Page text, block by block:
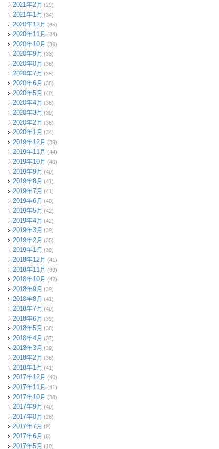
2021年2月 (29)
2021年1月 (34)
2020年12月 (35)
2020年11月 (34)
2020年10月 (36)
2020年9月 (33)
2020年8月 (36)
2020年7月 (35)
2020年6月 (38)
2020年5月 (40)
2020年4月 (38)
2020年3月 (39)
2020年2月 (38)
2020年1月 (34)
2019年12月 (39)
2019年11月 (44)
2019年10月 (40)
2019年9月 (40)
2019年8月 (41)
2019年7月 (41)
2019年6月 (40)
2019年5月 (42)
2019年4月 (42)
2019年3月 (39)
2019年2月 (35)
2019年1月 (39)
2018年12月 (41)
2018年11月 (39)
2018年10月 (42)
2018年9月 (39)
2018年8月 (41)
2018年7月 (40)
2018年6月 (39)
2018年5月 (38)
2018年4月 (37)
2018年3月 (39)
2018年2月 (36)
2018年1月 (41)
2017年12月 (40)
2017年11月 (41)
2017年10月 (38)
2017年9月 (40)
2017年8月 (26)
2017年7月 (9)
2017年6月 (8)
2017年5月 (10)